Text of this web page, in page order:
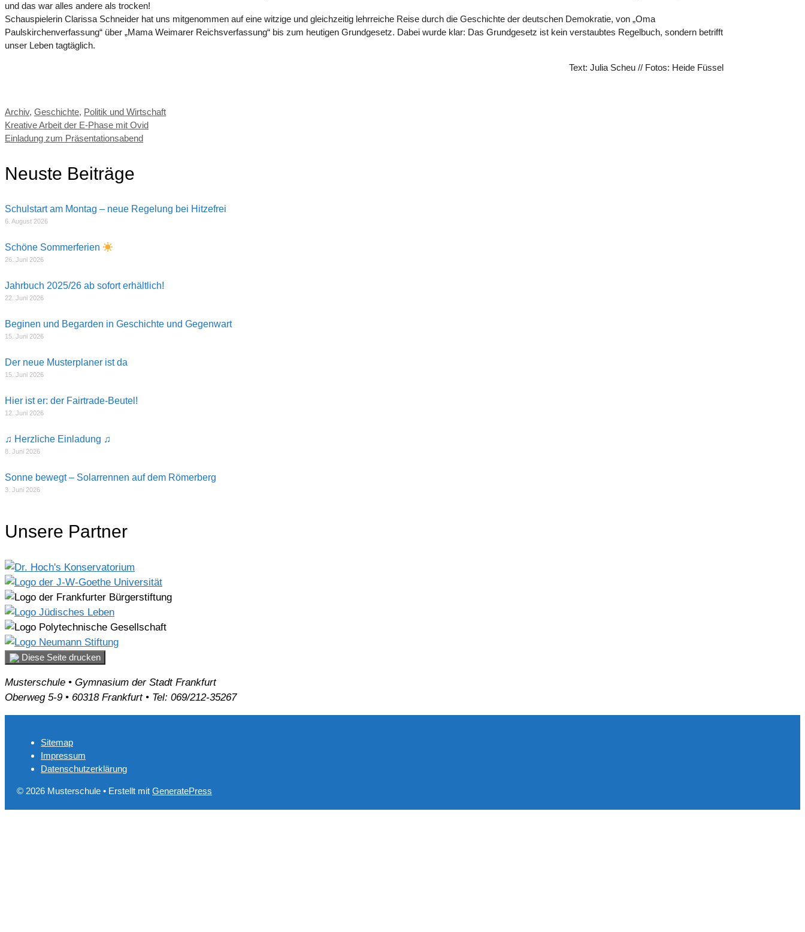
und das war alles andere als trocken!
Schauspielerin Clarissa Schneider hat uns mitgenommen auf eine witzige und gleichzeitig lehrreiche Reise durch die Geschichte der deutschen Demokratie, von „Oma
Paulskirchenverfassung“ über „Mama Weimarer Reichsverfassung“ bis zum heutigen Grundgesetz. Dabei wurde klar: Das Grundgesetz ist kein verstaubtes Regelbuch, sondern betrifft
unser Leben tagtäglich.
Text: Julia Scheu // Fotos: Heide Füssel
Kategorien
Archiv, Geschichte, Politik und Wirtschaft
Kreative Arbeit der E-Phase mit Ovid
Einladung zum Präsentationsabend
Neuste Beiträge
Schulstart am Montag – neue Regelung bei Hitzefrei
6. August 2026
Schöne Sommerferien
26. Juni 2026
Jahrbuch 2025/26 ab sofort erhältlich!
22. Juni 2026
Beginen und Begarden in Geschichte und Gegenwart
15. Juni 2026
Der neue Musterplaner ist da
15. Juni 2026
Hier ist er: der Fairtrade-Beutel!
12. Juni 2026
♫ Herzliche Einladung ♫
8. Juni 2026
Sonne bewegt – Solarrennen auf dem Römerberg
3. Juni 2026
Unsere Partner
Diese Seite drucken
Musterschule • Gymnasium der Stadt Frankfurt
Oberweg 5-9 • 60318 Frankfurt • Tel: 069/212-35267
Sitemap
Impressum
Datenschutzerklärung
© 2026 Musterschule • Erstellt mit GeneratePress